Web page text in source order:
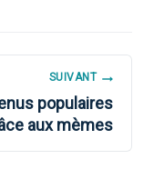
SUIVANT
populaires
aux mèmes